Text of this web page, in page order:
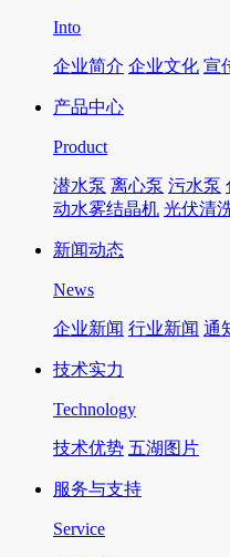
Into
企业简介 企业文化 宣
产品中心
Product
潜水泵 离心泵 污水泵
动水雾结晶机 光伏清
新闻动态
News
企业新闻 行业新闻 通
技术实力
Technology
技术优势 五湖图片
服务与支持
Service